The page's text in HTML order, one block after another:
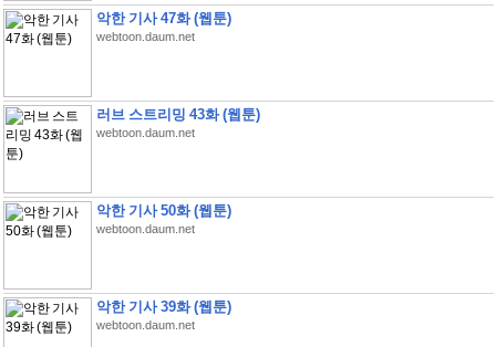
악한 기사 47화 (웹툰)
webtoon.daum.net
러브 스트리밍 43화 (웹툰)
webtoon.daum.net
악한 기사 50화 (웹툰)
webtoon.daum.net
악한 기사 39화 (웹툰)
webtoon.daum.net